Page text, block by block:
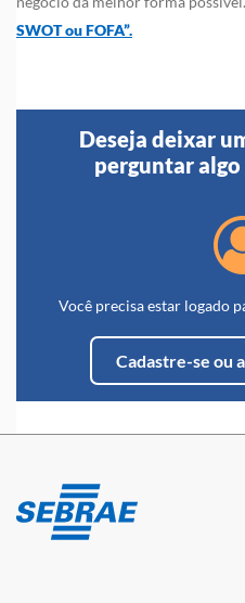
SWOT ou FOFA”.
Deseja deixar
perguntar algo
Você precisa estar logado
Cadastre-se ou